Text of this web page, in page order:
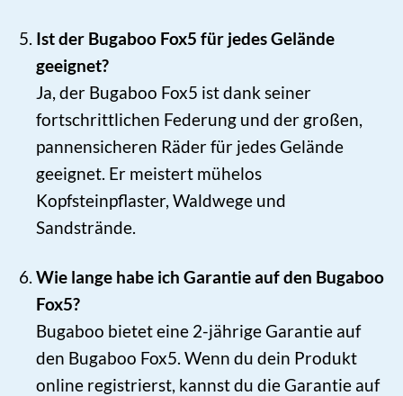
Ist der Bugaboo Fox5 für jedes Gelände
geeignet?
Ja, der Bugaboo Fox5 ist dank seiner
fortschrittlichen Federung und der großen,
pannensicheren Räder für jedes Gelände
geeignet. Er meistert mühelos
Kopfsteinpflaster, Waldwege und
Sandstrände.
Wie lange habe ich Garantie auf den Bugaboo
Fox5?
Bugaboo bietet eine 2-jährige Garantie auf
den Bugaboo Fox5. Wenn du dein Produkt
online registrierst, kannst du die Garantie auf